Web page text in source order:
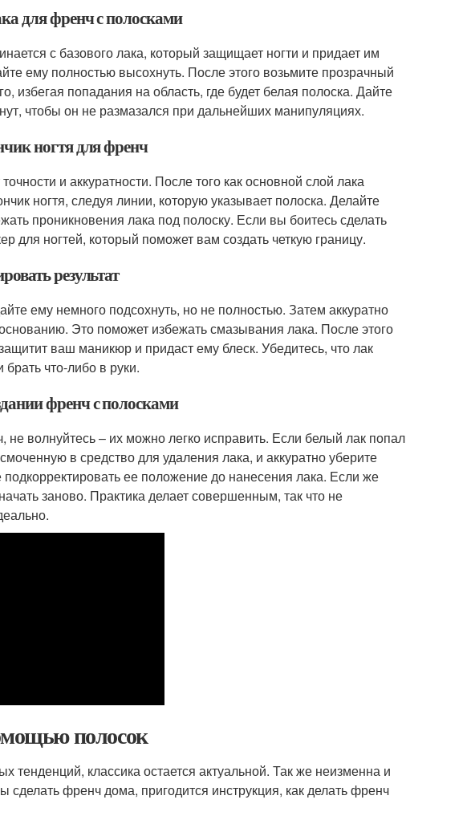
для френч с полосками
с базового лака, который защищает ногти и придает им
ему полностью высохнуть. После этого возьмите прозрачный
избегая попадания на область, где будет белая полоска. Дайте
чтобы он не размазался при дальнейших манипуляциях.
ногтя для френч
и аккуратности. После того как основной слой лака
ногтя, следуя линии, которую указывает полоска. Делайте
проникновения лака под полоску. Если вы боитесь сделать
для ногтей, который поможет вам создать четкую границу.
результат
ему немного подсохнуть, но не полностью. Затем аккуратно
Это поможет избежать смазывания лака. После этого
ваш маникюр и придаст ему блеск. Убедитесь, что лак
что-либо в руки.
френч с полосками
волнуйтесь – их можно легко исправить. Если белый лак попал
в средство для удаления лака, и аккуратно уберите
ее положение до нанесения лака. Если же
заново. Практика делает совершенным, так что не
полосок
классика остается актуальной. Так же неизменна и
френч дома, пригодится инструкция, как делать френч